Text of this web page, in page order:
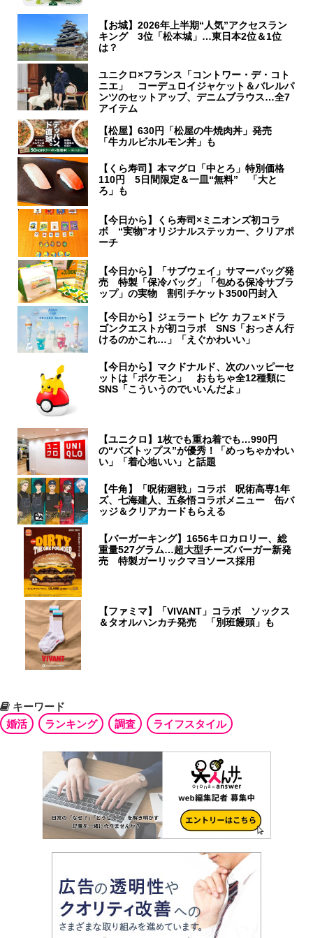
【お城】2026年上半期“人気”アクセスラン
キング 3位「松本城」…東日本2位＆1位
は？
ユニクロ×フランス「コントワー・デ・コト
ニエ」 コーデュロイジャケット＆バレルパ
ンツのセットアップ、デニムブラウス…全7
アイテム
【松屋】630円「松屋の牛焼肉丼」発売
「牛カルビホルモン丼」も
【くら寿司】本マグロ「中とろ」特別価格
110円 5日間限定＆一皿“無料” 「大と
ろ」も
【今日から】くら寿司×ミニオンズ初コラ
ボ “実物”オリジナルステッカー、クリアポ
ーチ
【今日から】「サブウェイ」サマーバッグ発
売 特製「保冷バッグ」「包める保冷サブラ
ップ」の実物 割引チケット3500円封入
【今日から】ジェラート ピケ カフェ×ドラ
ゴンクエストが初コラボ SNS「おっさん行
けるのかこれ…」「えぐかわいい」
【今日から】マクドナルド、次のハッピーセ
ットは「ポケモン」 おもちゃ全12種類に
SNS「こういうのでいいんだよ」
【ユニクロ】1枚でも重ね着でも…990円
の“バズトップス”が優秀！「めっちゃかわい
い」「着心地いい」と話題
【牛角】「呪術廻戦」コラボ 呪術高専1年
ズ、七海建人、五条悟コラボメニュー 缶バ
ッジ＆クリアカードもらえる
【バーガーキング】1656キロカロリー、総
重量527グラム…超大型チーズバーガー新発
売 特製ガーリックマヨソース採用
【ファミマ】「VIVANT」コラボ ソックス
＆タオルハンカチ発売 「別班饅頭」も
キーワード
婚活
ランキング 調査 ライフスタイル